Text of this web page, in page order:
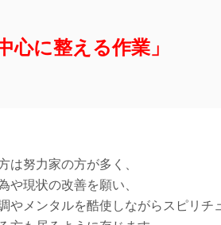
心に整える作業」
は努力家の方が多く、
や現状の改善を願い、
やメンタルを酷使しながらスピリチ